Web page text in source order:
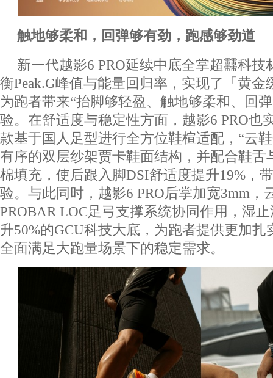
触地够柔和，回弹够有劲，跑感够劲道
新一代越影6 PRO延续中底全掌超䨻科技
衡Peak.G峰值与能量回归率，实现了「黄
为跑者带来“抬脚够轻盈、触地够柔和、回
验。在舒适度与稳定性方面，越影6 PRO也
款基于国人足型进行全方位鞋楦适配，“云
有序的双层纱架贾卡鞋面结构，并配合鞋舌
棉填充，使后跟入脚DSI舒适度提升19%，
验。与此同时，越影6 PRO后掌加宽3mm，
PROBAR LOC足弓支撑系统协同作用，湿
升50%的GCU科技大底，为跑者提供更加
全面满足大跑量场景下的稳定需求。